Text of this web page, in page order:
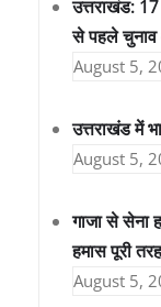
उत्तराखंड:
से पहले चुनाव
August 5,
उत्तराखंड में
August 5,
गाजा से सेना
हमास पूरी
August 5,